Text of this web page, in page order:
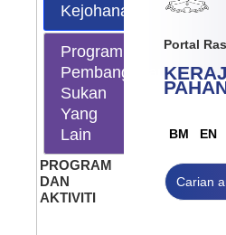
Kejohanan
Program
Pembangunan
Sukan
Yang
Lain
Portal
BM EN
PROGRAM
DAN
AKTIVITI